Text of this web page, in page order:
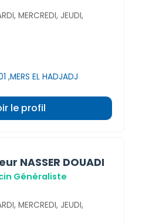
MERCREDI, JEUDI,
,MERS EL HADJADJ
le profil
NASSER DOUADI
Généraliste
MERCREDI, JEUDI,